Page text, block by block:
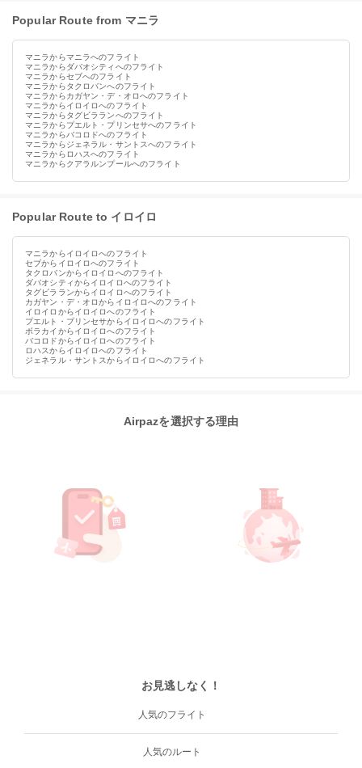
Popular Route from マニラ
マニラからマニラへのフライト
マニラからダバオシティへのフライト
マニラからセブへのフライト
マニラからタクロバンへのフライト
マニラからカガヤン・デ・オロへのフライト
マニラからイロイロへのフライト
マニラからタグビラランへのフライト
マニラからプエルト・プリンセサへのフライト
マニラからバコロドへのフライト
マニラからジェネラル・サントスへのフライト
マニラからロハスへのフライト
マニラからクアラルンプールへのフライト
Popular Route to イロイロ
マニラからイロイロへのフライト
セブからイロイロへのフライト
タクロバンからイロイロへのフライト
ダバオシティからイロイロへのフライト
タグビラランからイロイロへのフライト
カガヤン・デ・オロからイロイロへのフライト
イロイロからイロイロへのフライト
プエルト・プリンセサからイロイロへのフライト
ボラカイからイロイロへのフライト
バコロドからイロイロへのフライト
ロハスからイロイロへのフライト
ジェネラル・サントスからイロイロへのフライト
Airpazを選択する理由
お見逃しなく！
人気のフライト
人気のルート